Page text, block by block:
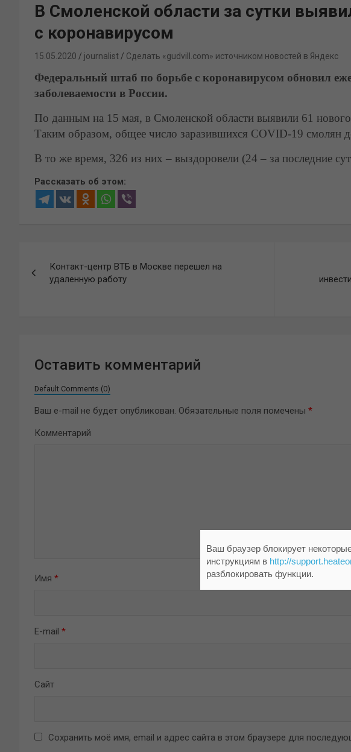
В Смоленской области за сутки
с коронавирусом
15.05.2020 journalist Сделать «gudvill.com» источником новостей в Яндекс
Федеральный штаб по борьбе с коронавирусом обновил
заболеваемости в России.
По данным на 15 мая, в Смоленской области выявили 61
Таким образом, общее число заразившихся COVID-19 смолян
В то же время, 326 из них – выздоровели (24 – за последние
Рассказать об этом:
по
Контакт-центр ВТБ в Москве перешел на
удаленную работу
Оставить комментарий
Default Comments (0)
Ваш e-mail не будет опубликован. Обязательные поля помечены *
Комментарий
Имя *
E-mail *
Сайт
Сохранить моё имя, email и адрес сайта в этом браузере для
Ваш браузер блокирует
инструкциям в http://
разблокировать функции.